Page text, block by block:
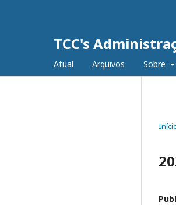
TCC's
Atual Arquivos Sobre